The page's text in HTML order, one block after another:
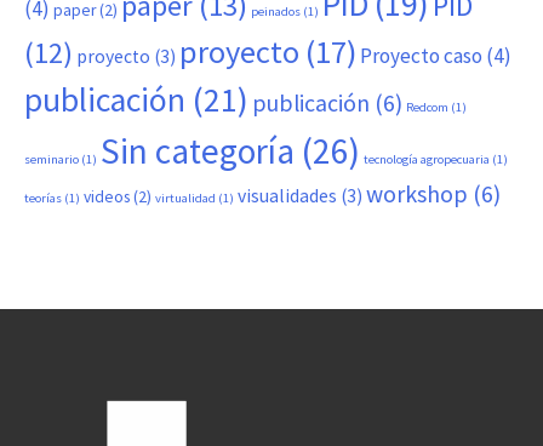
(4) paper(2) peinados (1)
(12) proyecto (3) proyecto (17) Proyecto caso (4)
publicación (21) publicación (6) Redcom (1)
seminario (1) Sin categoría (26) tecnología agropecuaria (1)
teorías (1) videos(2) virtualidad (1) visualidades (3) workshop (6)